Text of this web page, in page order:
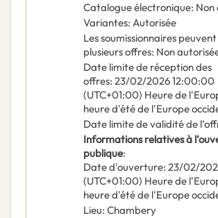
Catalogue électronique: Non
Variantes: Autorisée
Les soumissionnaires
plusieurs offres: Non
Date limite de réception des
offres: 23/02/202612:00:00
(UTC+01:00) Heure de
heure d'été de l'Europe
Date limite de validité de
Informations relatives à
publique:
Date d'ouverture: 23/02/
(UTC+01:00) Heure de
heure d'été de l'Europe
Lieu: Chambery